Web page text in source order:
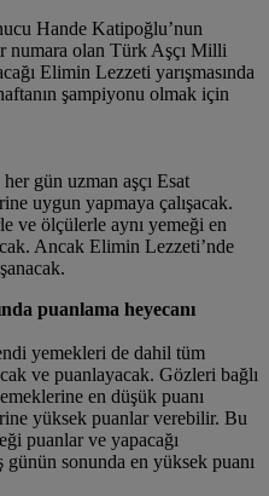
Hande Katipoğlu’nun
numara olan Türk Aşçı Milli
Elimin Lezzeti yarışmasında
şampiyonu olmak için
gün uzman aşçı Esat
uygun yapmaya çalışacak.
ve ölçülerle aynı yemeği en
Ancak Elimin Lezzeti’nde
puanlama heyecanı
yemekleri de dahil tüm
ve puanlayacak. Gözleri bağlı
en düşük puanı
yüksek puanlar verebilir. Bu
puanlar ve yapacağı
sonunda en yüksek puanı